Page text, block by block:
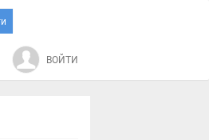
ВОЙТИ